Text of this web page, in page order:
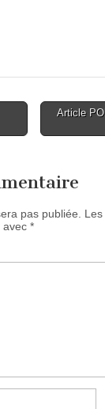
Article
pas publiée.
avec *